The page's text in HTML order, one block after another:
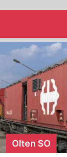
Olten SO